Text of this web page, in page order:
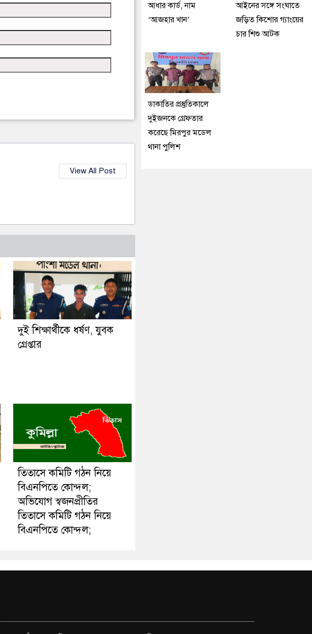
View All Post
দুই শিক্ষার্থীকে ধর্ষণ, যুবক
গ্রেপ্তার
তিতাসে কমিটি গঠন নিয়ে
বিএনপিতে কোন্দল;
অভিযোগ স্বজনপ্রীতির
তিতাসে কমিটি গঠন নিয়ে
বিএনপিতে কোন্দল;
আধার কার্ড, নাম
‘আজহার খান’
আইনের সঙ্গে সংঘাতে
জড়িত কিশোর গ্যাংয়ের
চার শিশু আটক
ডাকাতির প্রস্তুতিকালে
দুইজনকে গ্রেফতার
করেছে মিরপুর মডেল
থানা পুলিশ